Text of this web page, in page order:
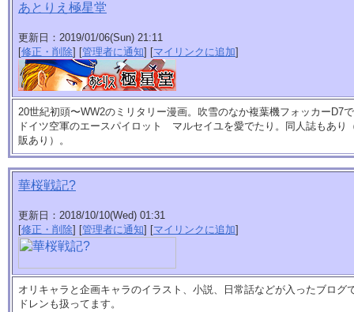
あとりえ極星堂
更新日：2019/01/06(Sun) 21:11
[修正・削除] [管理者に通知] [マイリンクに追加]
20世紀初頭〜WW2のミリタリー漫画。吹雪のなか複葉機フォッカーD7
ドイツ空軍のエースパイロット マルセイユを愛でたり。同人誌もあり
販あり）。
華桜戦記?
更新日：2018/10/10(Wed) 01:31
[修正・削除] [管理者に通知] [マイリンクに追加]
オリキャラと企画キャラのイラスト、小説、日常話などが入ったブログ
ドレンも扱ってます。